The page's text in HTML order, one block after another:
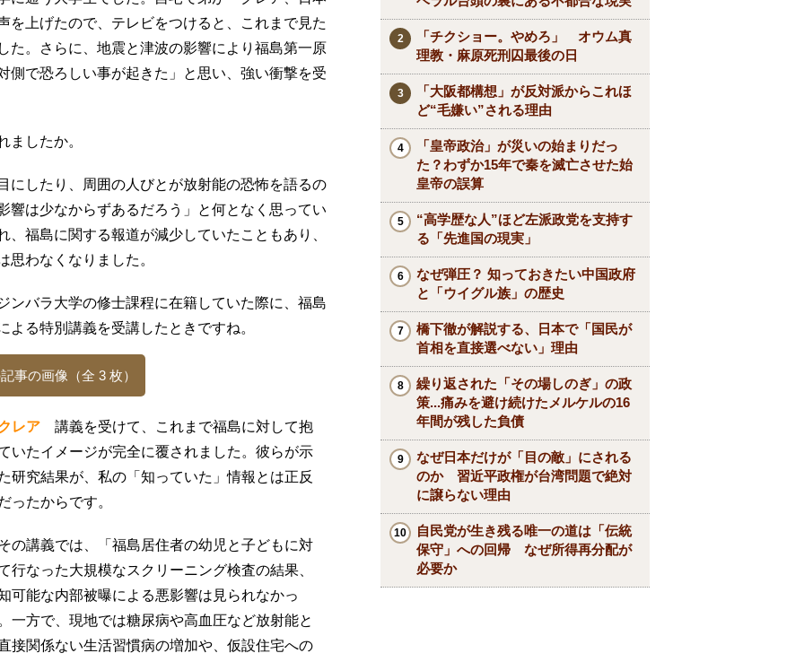
を上げたので、テレビをつけると、これまで見た
た。さらに、地震と津波の影響により福島第一原
側で恐ろしい事が起きた」と思い、強い衝撃を受
したか。
したり、周囲の人びとが放射能の恐怖を語るの
響は少なからずあるだろう」と何となく思ってい
福島に関する報道が減少していたこともあり、
思わなくなりました。
バラ大学の修士課程に在籍していた際に、福島
る特別講義を受講したときですね。
事の画像（全 3 枚）
レア 講義を受けて、これまで福島に対して抱
いたイメージが完全に覆されました。彼らが示
研究結果が、私の「知っていた」情報とは正反
ったからです。
講義では、「福島居住者の幼児と子どもに対
行なった大規模なスクリーニング検査の結果、
可能な内部被曝による悪影響は見られなかっ
一方で、現地では糖尿病や高血圧など放射能と
接関係ない生活習慣病の増加や、仮設住宅への
「チクショー。やめろ」 オウム真
理教・麻原死刑囚最後の日
「大阪都構想」が反対派からこれほ
ど“毛嫌い”される理由
「皇帝政治」が災いの始まりだっ
た？わずか15年で秦を滅亡させた始
皇帝の誤算
“高学歴な人”ほど左派政党を支持す
る「先進国の現実」
なぜ弾圧？ 知っておきたい中国政府
と「ウイグル族」の歴史
橋下徹が解説する、日本で「国民が
首相を直接選べない」理由
繰り返された「その場しのぎ」の政
策...痛みを避け続けたメルケルの16
年間が残した負債
なぜ日本だけが「目の敵」にされる
のか 習近平政権が台湾問題で絶対
に譲らない理由
自民党が生き残る唯一の道は「伝統
保守」への回帰 なぜ所得再分配が
必要か